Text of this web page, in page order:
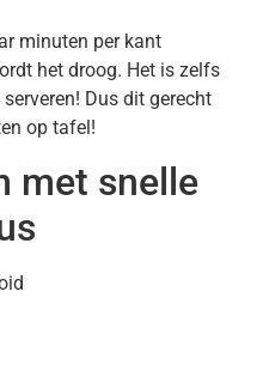
minuten per kant
het droog. Het is zelfs
Dus dit gerecht
op tafel!
met snelle